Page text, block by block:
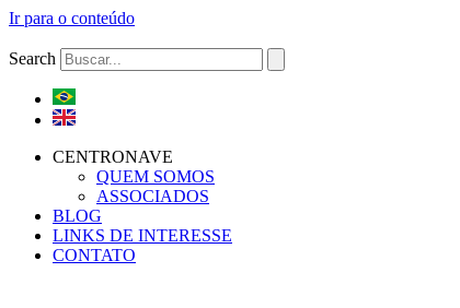
Ir para o conteúdo
Search
CENTRONAVE
QUEM SOMOS
ASSOCIADOS
BLOG
LINKS DE INTERESSE
CONTATO